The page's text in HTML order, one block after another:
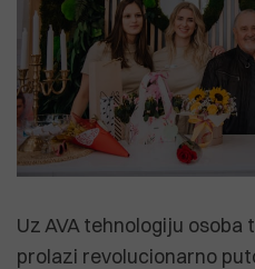
Uz AVA tehnologiju osoba
prolazi revolucionarno